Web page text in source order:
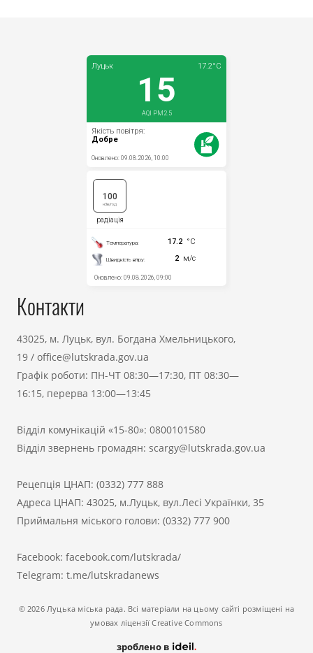
Контакти
43025, м. Луцьк, вул. Богдана Хмельницького,
19 / office@lutskrada.gov.ua
Графік роботи: ПН-ЧТ 08:30—17:30, ПТ 08:30—
16:15, перерва 13:00—13:45
Відділ комунікацій «15-80»: 0800101580
Відділ звернень громадян: scargy@lutskrada.gov.ua
Рецепція ЦНАП: (0332) 777 888
Адреса ЦНАП: 43025, м.Луцьк, вул.Лесі Українки, 35
Приймальня міського голови: (0332) 777 900
Facebook: facebook.com/lutskrada/
Telegram: t.me/lutskradanews
© 2026 Луцька міська рада. Всі матеріали на цьому сайті розміщені на
умовах ліцензії Creative Commons
зроблено в